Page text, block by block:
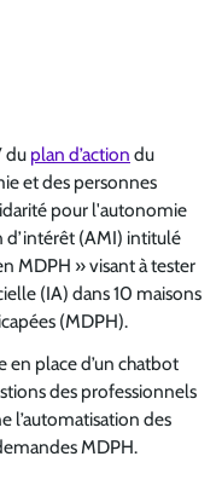
du plan d’action du
et des personnes
pour l'autonomie
d’intérêt (AMI) intitulé
MDPH » visant à tester
(IA) dans 10 maisons
(MDPH).
en place d’un chatbot
des professionnels
l’automatisation des
MDPH.